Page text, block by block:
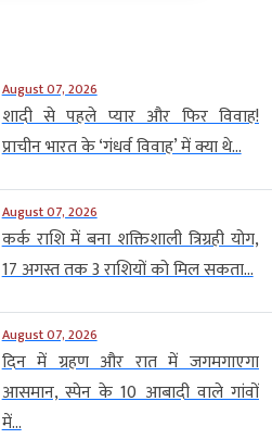
August 07, 2026
शादी से पहले प्यार और फिर विवाह!
प्राचीन भारत के ‘गंधर्व विवाह’ में क्या थे...
August 07, 2026
कर्क राशि में बना शक्तिशाली त्रिग्रही योग,
17 अगस्त तक 3 राशियों को मिल सकता...
August 07, 2026
दिन में ग्रहण और रात में जगमगाएगा
आसमान, स्पेन के 10 आबादी वाले गांवों
में...